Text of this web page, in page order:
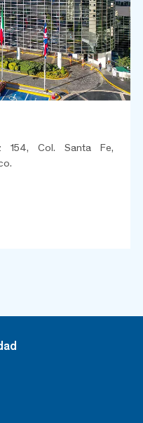
154, Col. Santa Fe,